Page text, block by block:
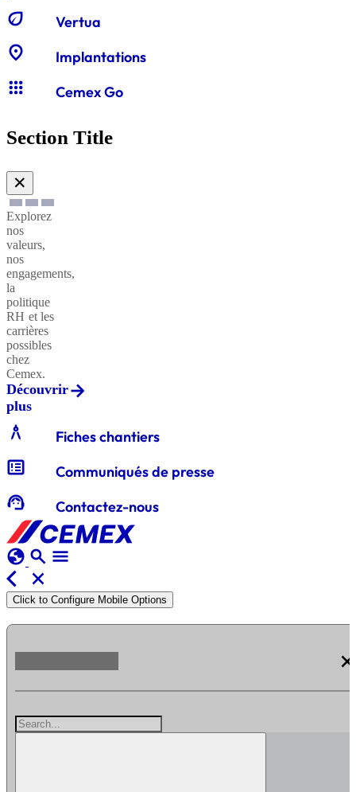
eco Vertua
location_on Implantations
apps Cemex Go
Section Title
✕
Explorez
nos
valeurs,
nos
engagements,
la
politique
RH et les
carrières
possibles
chez
Cemex.
Découvrir
plus
architecture Fiches chantiers
breaking_news Communiqués de presse
support_agent Contactez-nous
globe search menu
arrow_back_ios
close
Click to Configure Mobile Options
close